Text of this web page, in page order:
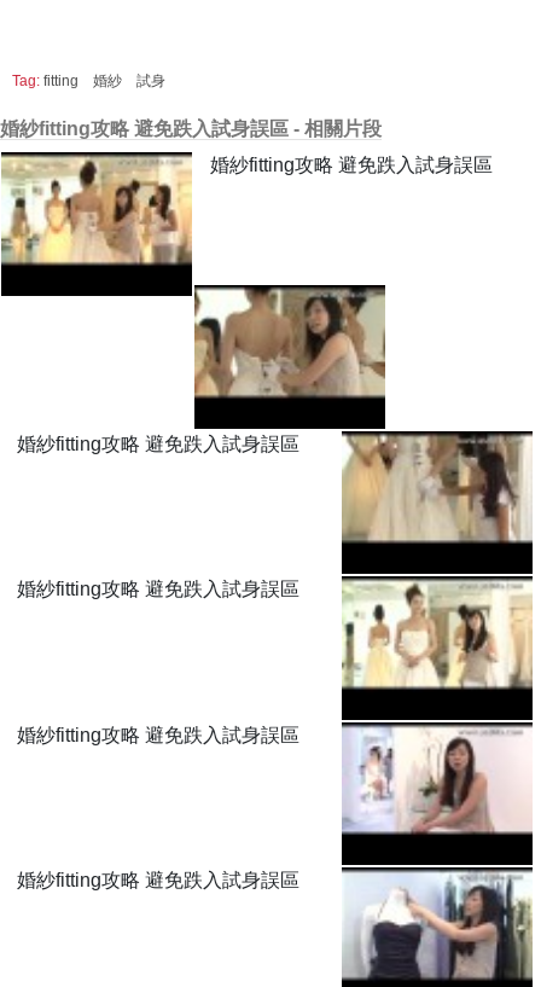
Tag: fitting 婚紗 試身
婚紗fitting攻略 避免跌入試身誤區 - 相關片段
婚紗fitting攻略 避免跌入試身誤區
婚紗fitting攻略 避免跌入試身誤區
婚紗fitting攻略 避免跌入試身誤區
婚紗fitting攻略 避免跌入試身誤區
婚紗fitting攻略 避免跌入試身誤區